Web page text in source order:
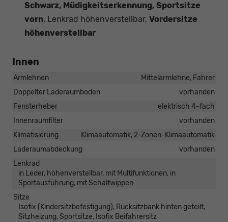
Schwarz, Müdigkeitserkennung, Sportsitze
vorn, Lenkrad höhenverstellbar, Vordersitze
höhenverstellbar
Innen
Armlehnen
Mittelarmlehne, Fahrer
Doppelter Laderaumboden
vorhanden
Fensterheber
elektrisch 4-fach
Innenraumfilter
vorhanden
Klimatisierung
Klimaautomatik, 2-Zonen-Klimaautomatik
Laderaumabdeckung
vorhanden
Lenkrad
in Leder, höhenverstellbar, mit Multifunktionen, in
Sportausführung, mit Schaltwippen
Sitze
Isofix (Kindersitzbefestigung), Rücksitzbank hinten geteilt,
Sitzheizung, Sportsitze, Isofix Beifahrersitz